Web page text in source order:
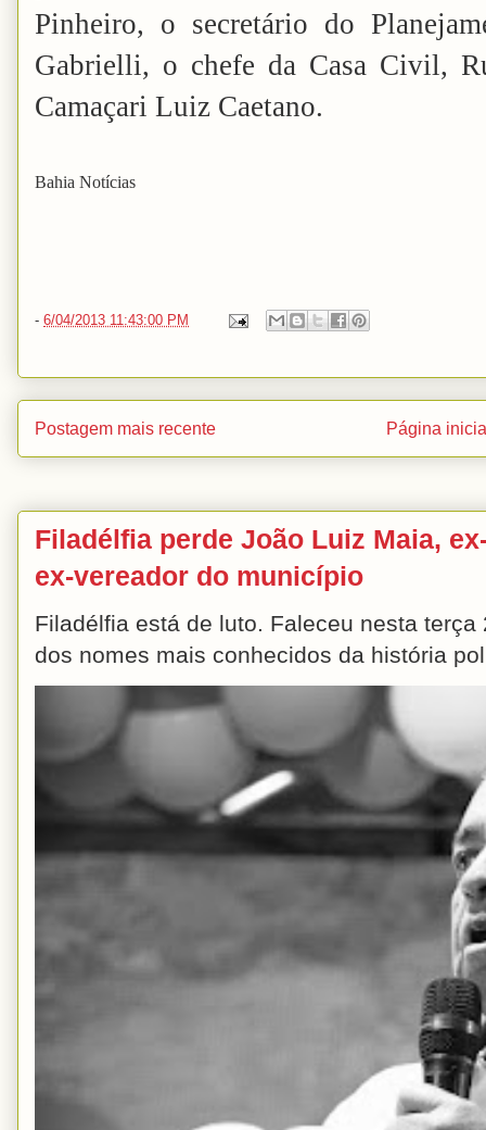
Pinheiro, o secretário do
Gabrielli, o chefe da Casa Civil,
Camaçari Luiz Caetano.
Bahia Notícias
- 6/04/2013 11:43:00 PM
Postagem mais recente Página
Filadélfia perde João Luiz Maia,
ex-vereador do município
Filadélfia está de luto. Faleceu nesta
dos nomes mais conhecidos da história